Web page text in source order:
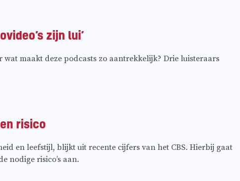
zijn lui’
maakt deze podcasts zo aantrekkelijk? Drie luisteraars
risico
en leefstijl, blijkt uit recente cijfers van het CBS. Hierbij gaat
nodige risico’s aan.